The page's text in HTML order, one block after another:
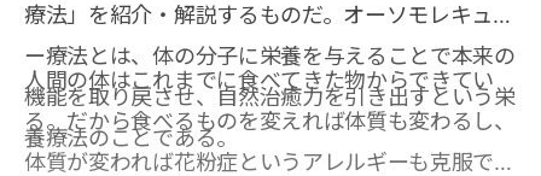
療法」を紹介・解説するものだ。オーソモレキュラ
ー療法とは、体の分子に栄養を与えることで本来の
機能を取り戻させ、自然治癒力を引き出すという栄
養療法のことである。
人間の体はこれまでに食べてきた物からできてい
る。だから食べるものを変えれば体質も変わるし、
体質が変われば花粉症というアレルギーも克服でき